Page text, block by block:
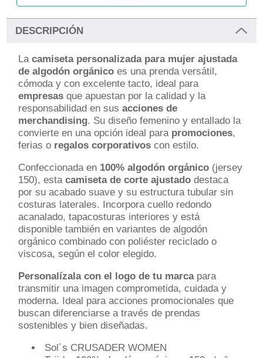
DESCRIPCIÓN
Lacamiseta personalizada para mujer ajustada
de algodón orgánico es una prenda versátil,
cómoda y con excelente tacto, ideal para
empresas que apuestan por la calidad y la
responsabilidad en susacciones de
merchandising. Su diseño femenino y entallado la
convierte en una opción ideal para promociones,
ferias o regalos corporativos con estilo.
Confeccionada en 100% algodón orgánico (jersey
150), estacamiseta de corte ajustado destaca
por su acabado suave y su estructura tubular sin
costuras laterales. Incorpora cuello redondo
acanalado, tapacosturas interiores y está
disponible también en variantes de algodón
orgánico combinado con poliéster reciclado o
viscosa, según el color elegido.
Personalízala con el logo de tu marcapara
transmitir una imagen comprometida, cuidada y
moderna. Ideal para acciones promocionales que
buscan diferenciarse a través de prendas
sostenibles y bien diseñadas.
Sol´s CRUSADER WOMEN